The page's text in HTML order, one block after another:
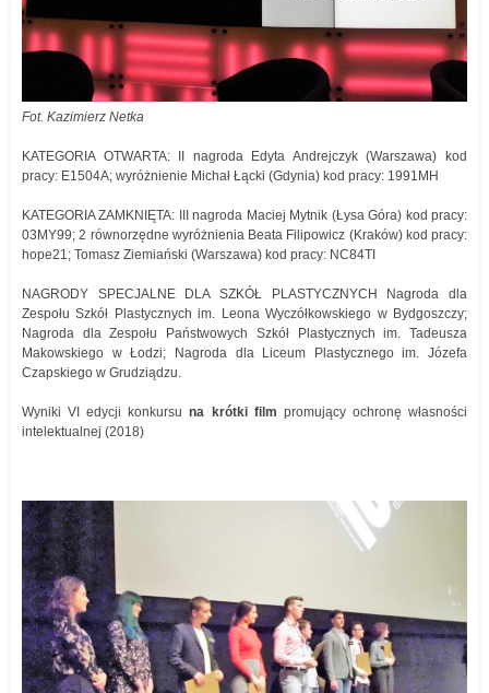
Fot. Kazimierz Netka
KATEGORIA OTWARTA: II nagroda Edyta Andrejczyk (Warszawa) kod
pracy: E1504A; wyróżnienie Michał Łącki (Gdynia) kod pracy: 1991MH
KATEGORIA ZAMKNIĘTA: III nagroda Maciej Mytnik (Łysa Góra) kod pracy:
03MY99; 2 równorzędne wyróżnienia Beata Filipowicz (Kraków) kod pracy:
hope21; Tomasz Ziemiański (Warszawa) kod pracy: NC84TI
NAGRODY SPECJALNE DLA SZKÓŁ PLASTYCZNYCH Nagroda dla
Zespołu Szkół Plastycznych im. Leona Wyczółkowskiego w Bydgoszczy;
Nagroda dla Zespołu Państwowych Szkół Plastycznych im. Tadeusza
Makowskiego w Łodzi; Nagroda dla Liceum Plastycznego im. Józefa
Czapskiego w Grudziądzu.
Wyniki VI edycji konkursuna krótki film promujący ochronę własności
intelektualnej (2018)